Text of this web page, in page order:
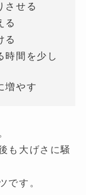
させる
る
る
時間を少し
増やす
も大げさに騒
です。